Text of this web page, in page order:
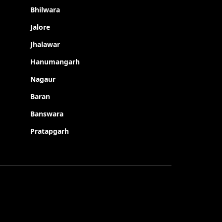
Bhilwara
Jalore
Jhalawar
Hanumangarh
Nagaur
Baran
Banswara
Pratapgarh